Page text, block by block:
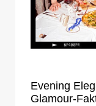
Evening
Glamour-